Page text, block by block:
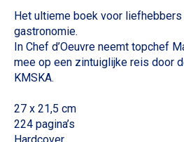
Het ultieme boek voor liefhebbers
gastronomie.
In Chef d’Oeuvre neemt topchef
mee op een zintuiglijke reis door
KMSKA.
27 x 21,5 cm
224 pagina’s
Hardcover